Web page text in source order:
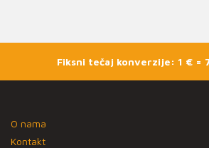
Fiksni tečaj konverzije: 1 € =
O nama
Kontakt